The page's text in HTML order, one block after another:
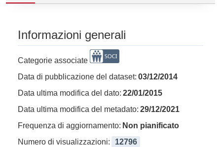
Informazioni generali
Categorie associate
Data di pubblicazione del dataset: 03/12/2014
Data ultima modifica del dato: 22/01/2015
Data ultima modifica del metadato: 29/12/2021
Frequenza di aggiornamento: Non pianificato
Numero di visualizzazioni:
12796